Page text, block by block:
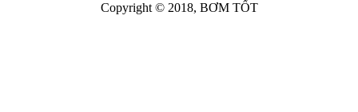
Copyright © 2018, BƠM TỐT